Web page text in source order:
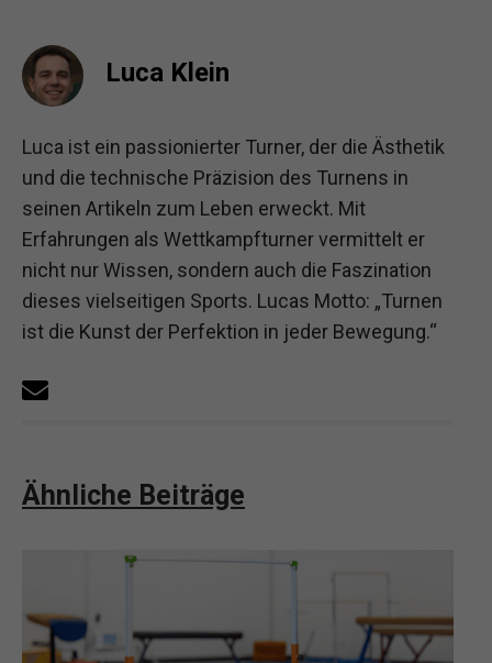
Luca Klein
Luca ist ein passionierter Turner, der die Ästhetik
und die technische Präzision des Turnens in
seinen Artikeln zum Leben erweckt. Mit
Erfahrungen als Wettkampfturner vermittelt er
nicht nur Wissen, sondern auch die Faszination
dieses vielseitigen Sports. Lucas Motto: „Turnen
ist die Kunst der Perfektion in jeder Bewegung.“
Ähnliche Beiträge